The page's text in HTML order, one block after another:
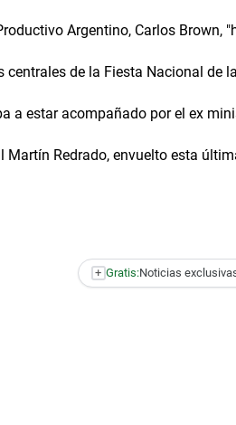
Argentino, Carlos Brown,
de la Fiesta Nacional de
a estar acompañado por el ex
Martín Redrado, envuelto esta
+ Gratis:Noticias